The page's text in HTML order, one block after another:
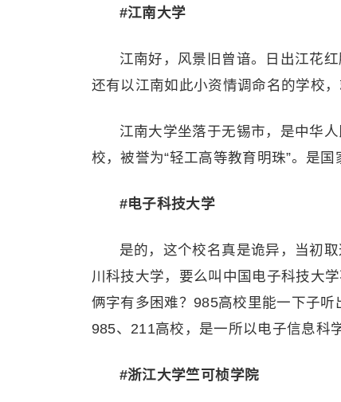
#江南大学
江南好，风景旧曾谙。日出江花
还有以江南如此小资情调命名的学校
江南大学坐落于无锡市，是中华
校，被誉为“轻工高等教育明珠”。是国
#电子科技大学
是的，这个校名真是诡异，当初
川科技大学，要么叫中国电子科技大
俩字有多困难？985高校里能一下子
985、211高校，是一所以电子信息科
#浙江大学竺可桢学院